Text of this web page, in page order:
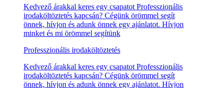
Kedvező árakkal keres egy csapatot Professzionális
irodaköltöztetés kapcsán? Cégünk örömmel segít
önnek, hívjon és adunk önnek egy ajánlatot. Hívjon
minket és mi örömmel segítünk
Professzionális irodaköltöztetés
Kedvező árakkal keres egy csapatot Professzionális
irodaköltöztetés kapcsán? Cégünk örömmel segít
önnek, hívjon és adunk önnek egy ajánlatot. Hívjon